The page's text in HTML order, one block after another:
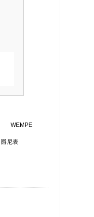
WEMPE
爵尼表